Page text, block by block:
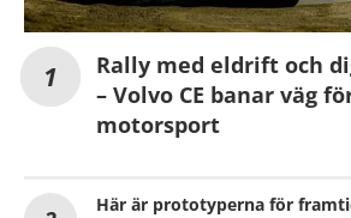
Rally med eldrift och
– Volvo CE banar väg
motorsport
Här är prototyperna för